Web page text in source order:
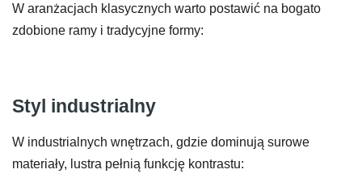
W aranżacjach klasycznych warto postawić na bogato
zdobione ramy i tradycyjne formy:
Styl industrialny
W industrialnych wnętrzach, gdzie dominują surowe
materiały, lustra pełnią funkcję kontrastu: